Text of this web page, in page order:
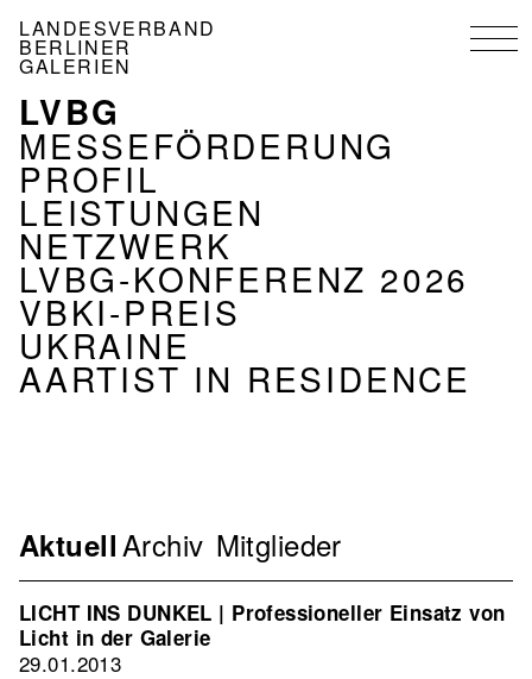
zum
Inhalt
LANDESVERBAND
BERLINER
GALERIEN
NAVIGATION
VERBAND
LVBG
MESSEFÖRDERUNG
PROFIL
LEISTUNGEN
NETZWERK
LVBG-KONFERENZ 2026
VBKI-PREIS
UKRAINE
AARTIST IN RESIDENCE
Navigation
Verband
2nd
Level
AktuellArchiv Mitglieder
LICHT INS DUNKEL | Professioneller Einsatz von
Licht in der Galerie
29.01.2013